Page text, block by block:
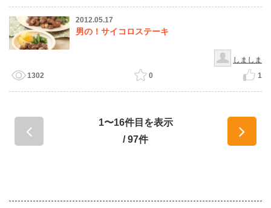
2012.05.17
男の！サイコロステーキ
しましま
1302
0 1
1〜16件目を表示
/ 97件